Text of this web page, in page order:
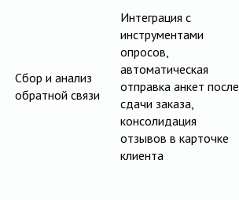
Сбор и анализ
обратной связи
Интеграция с
инструментами
опросов,
автоматическая
отправка анкет после
сдачи заказа,
консолидация
отзывов в карточке
клиента